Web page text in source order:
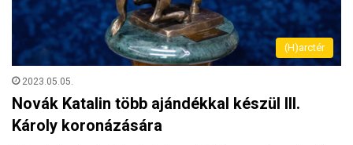
(H)arctér
2023.05.05.
Novák Katalin több ajándékkal készül III.
Károly koronázására